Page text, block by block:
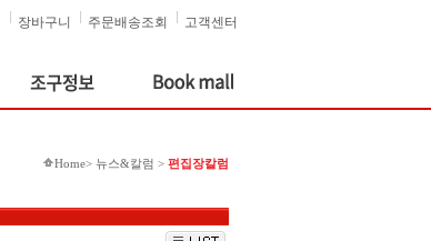
고객센터
주문배송조회
장바구니
Home> 뉴스&칼럼 > 편집장칼럼